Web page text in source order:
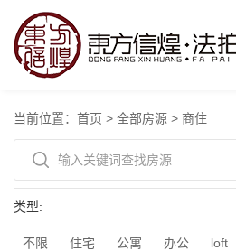
当前位置： 首页 > 全部房源 > 商住
类型:
不限 住宅 公寓 办公 loft